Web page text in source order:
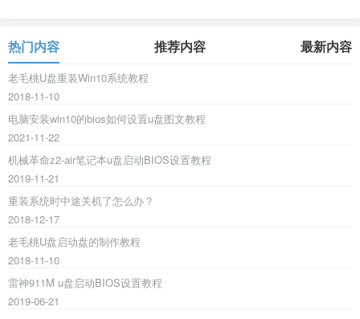
热门内容 推荐内容 最新内容
老毛桃U盘重装Win10系统教程
2018-11-10
电脑安装win10的bios如何设置u盘图文教程
2021-11-22
机械革命z2-air笔记本u盘启动BIOS设置教程
2019-11-21
重装系统时中途关机了怎么办？
2018-12-17
老毛桃U盘启动盘的制作教程
2018-11-10
雷神911M u盘启动BIOS设置教程
2019-06-21